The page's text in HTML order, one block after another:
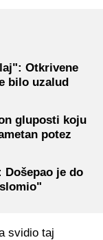
Otkrivene
bilo uzalud
gluposti koju
potez
Došepao je do
svidio taj